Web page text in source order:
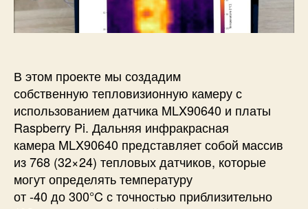
W
3
9
E
S
P
3
п
и
с
и
с
и
и
Т
в
и
з
и
о
н
н
В этом проекте мы создадим
собственную тепловизионную камеру с
использованием датчика MLX90640 и платы
Raspberry Pi. Дальняя инфракрасная
камера MLX90640 представляет собой массив
из 768 (32×24) тепловых датчиков, которые
могут определять температуру
от -40 до 300°C с точностью приблизительно